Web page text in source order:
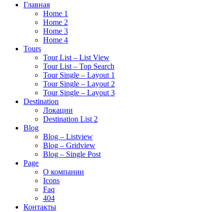
Главная
Home 1
Home 2
Home 3
Home 4
Tours
Tour List – List View
Tour List – Top Search
Tour Single – Layout 1
Tour Single – Layout 2
Tour Single – Layout 3
Destination
Локации
Destination List 2
Blog
Blog – Listview
Blog – Gridview
Blog – Single Post
Page
О компании
Icons
Faq
404
Контакты